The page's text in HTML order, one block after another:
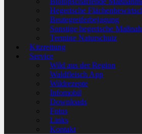
Hegerische
Beutegreiferbejagung
Sonstige hegerische
Termine Naturschutz
Kitzrettung
Service
Wild aus der Region
Waldfleisch App
Wildrezepte
Infomobil
Downloads
Fotos
Links
Kontakt